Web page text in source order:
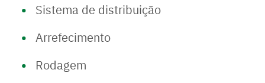
Sistema de distribuição
Arrefecimento
Rodagem